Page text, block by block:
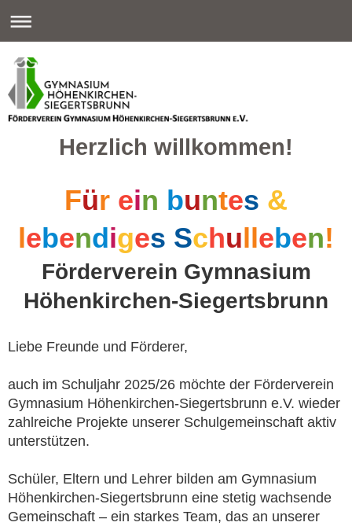
Herzlich willkommen!
Für ein buntes &
lebendiges Schulleben!
Förderverein Gymnasium
Höhenkirchen-Siegertsbrunn
Liebe Freunde und Förderer,
auch im Schuljahr 2025/26 möchte der Förderverein
Gymnasium Höhenkirchen-Siegertsbrunn e.V. wieder
zahlreiche Projekte unserer Schulgemeinschaft aktiv
unterstützen.
Schüler, Eltern und Lehrer bilden am Gymnasium
Höhenkirchen-Siegertsbrunn eine stetig wachsende
Gemeinschaft – ein starkes Team, das an unserer